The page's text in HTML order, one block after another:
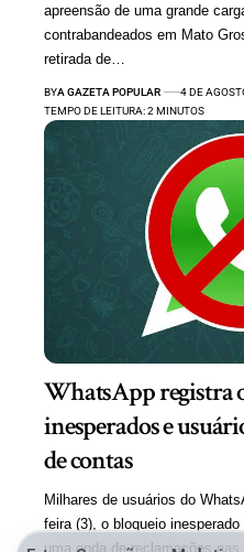
apreensão de uma grande
contrabandeados em Mato
retirada de…
BYA GAZETA POPULAR
4 DE
TEMPO DE LEITURA: 2 MINUTOS
WhatsApp registra
inesperados e
de contas
Milhares de usuários do
feira (3), o bloqueio
uma onda de reclamações